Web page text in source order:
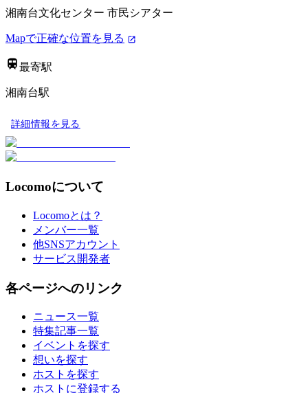
湘南台文化センター 市民シアター
Mapで正確な位置を見る
最寄駅
湘南台駅
詳細情報を見る
Locomoについて
Locomoとは？
メンバー一覧
他SNSアカウント
サービス開発者
各ページへのリンク
ニュース一覧
特集記事一覧
イベントを探す
想いを探す
ホストを探す
ホストに登録する